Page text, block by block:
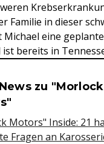
Familie in dieser
eine geplante
bereits in
Hinweise &
zu "Morlock
Motors" Inside: 21
Fragen an